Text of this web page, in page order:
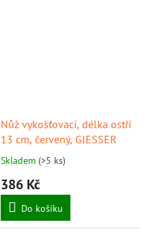
Nůž vykošťovací, délka ostří
13 cm, červený, GIESSER
Skladem (>5 ks)
386 Kč
Do košíku